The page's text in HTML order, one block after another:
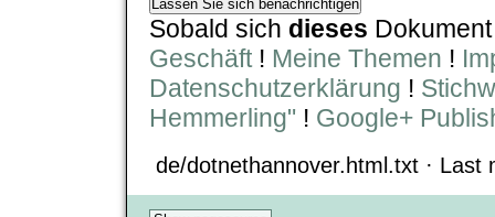
Sobald sich dieses
Geschäft! Meine Themen !
Datenschutzerklärung !
Hemmerling" ! Google+
de/dotnethannover.html.txt · Last